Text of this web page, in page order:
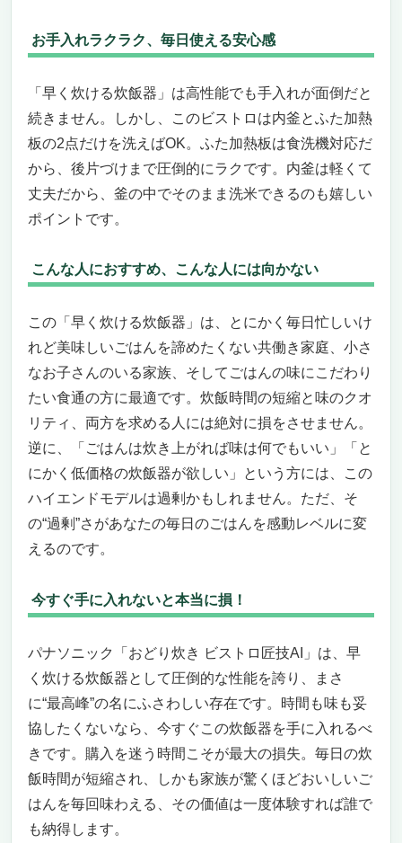
お手入れラクラク、毎日使える安心感
「早く炊ける炊飯器」は高性能でも手入れが面倒だと
続きません。しかし、このビストロは内釜とふた加熱
板の2点だけを洗えばOK。ふた加熱板は食洗機対応だ
から、後片づけまで圧倒的にラクです。内釜は軽くて
丈夫だから、釜の中でそのまま洗米できるのも嬉しい
ポイントです。
こんな人におすすめ、こんな人には向かない
この「早く炊ける炊飯器」は、とにかく毎日忙しいけ
れど美味しいごはんを諦めたくない共働き家庭、小さ
なお子さんのいる家族、そしてごはんの味にこだわり
たい食通の方に最適です。炊飯時間の短縮と味のクオ
リティ、両方を求める人には絶対に損をさせません。
逆に、「ごはんは炊き上がれば味は何でもいい」「と
にかく低価格の炊飯器が欲しい」という方には、この
ハイエンドモデルは過剰かもしれません。ただ、そ
の“過剰”さがあなたの毎日のごはんを感動レベルに変
えるのです。
今すぐ手に入れないと本当に損！
パナソニック「おどり炊き ビストロ匠技AI」は、早
く炊ける炊飯器として圧倒的な性能を誇り、まさ
に“最高峰”の名にふさわしい存在です。時間も味も妥
協したくないなら、今すぐこの炊飯器を手に入れるべ
きです。購入を迷う時間こそが最大の損失。毎日の炊
飯時間が短縮され、しかも家族が驚くほどおいしいご
はんを毎回味わえる、その価値は一度体験すれば誰で
も納得します。